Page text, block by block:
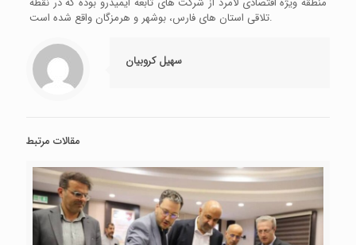
تلاقی استان های فارس، بوشهر و هرمزگان واقع شده است.
سهیل کروبیان
مقالات مرتبط